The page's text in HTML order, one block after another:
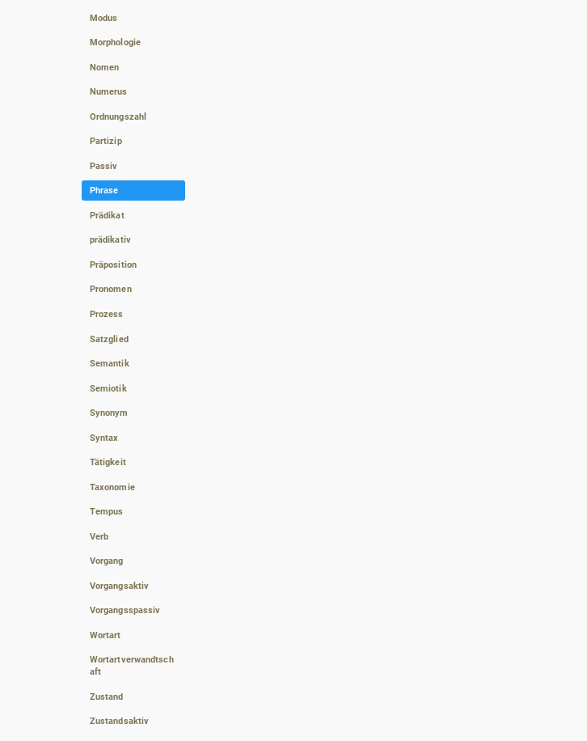
Modus
Morphologie
Nomen
Numerus
Ordnungszahl
Partizip
Passiv
Phrase
Prädikat
prädikativ
Präposition
Pronomen
Prozess
Satzglied
Semantik
Semiotik
Synonym
Syntax
Tätigkeit
Taxonomie
Tempus
Verb
Vorgang
Vorgangsaktiv
Vorgangsspassiv
Wortart
Wortartverwandtsch
aft
Zustand
Zustandsaktiv